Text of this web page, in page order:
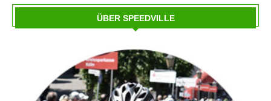
ÜBER SPEEDVILLE